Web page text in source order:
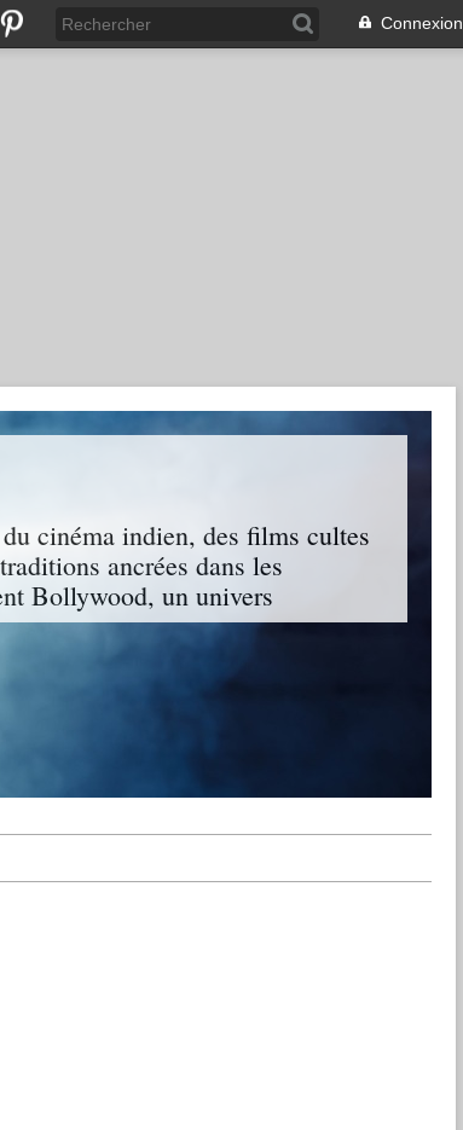
Connexion
cinéma indien, des films cultes
ancrées dans les
Bollywood, un univers